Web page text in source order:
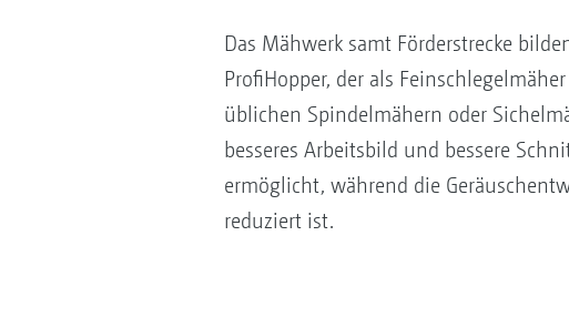
Das Mähwerk samt Förderstrecke
ProfiHopper, der als
üblichen Spindelmähern oder
besseres Arbeitsbild und bessere
ermöglicht, während die
reduziert ist.